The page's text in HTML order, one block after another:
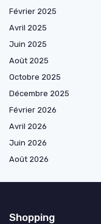
Février 2025
Avril 2025
Juin 2025
Août 2025
Octobre 2025
Décembre 2025
Février 2026
Avril 2026
Juin 2026
Août 2026
Shopping